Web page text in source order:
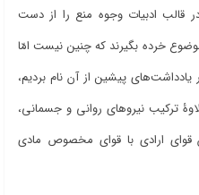
قالب ادبیات وجوه منع را از دست
خرده بگیرند که چنین نیست امّا
یادداشتهای پیشین از آن نام بردیم،
ترکیب نیروهای روانی و جسمانی،
ارادی با قوای مخصوص مادی